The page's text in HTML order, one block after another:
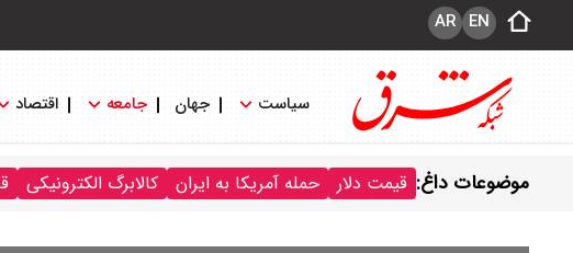
EN
AR
سیاست جهان جامعه اقتصاد
موضوعات داغ: قیمت دلار حمله آمریکا به ایران کالابرگ الکترونیکی